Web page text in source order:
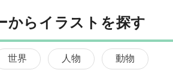
からイラストを探す
世界 人物 動物